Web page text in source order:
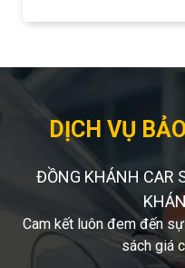
hành ổn định.
DỊCH VỤ
ĐỒNG KHÁNH CAR
Cam kết luôn đem đến
sách giá